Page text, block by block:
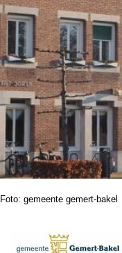
Foto: gemeente gemert-bakel